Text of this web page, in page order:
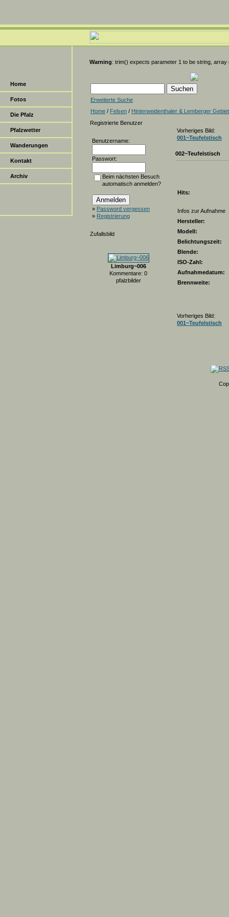
Home
Fotos
Die Pfalz
Pfalzwetter
Wanderungen
Kontakt
Archiv
Warning: trim() expects parameter 1 to be string,
Erweiterte Suche
Home / Felsen / Hinterweidenthaler & Lemberger Gebiet
Registrierte Benutzer
Benutzername:
Passwort:
Beim nächsten Besuch
automatisch anmelden?
» Password vergessen
» Registrierung
Zufallsbild
Limburg~006
Kommentare: 0
pfalzbilder
Vorheriges Bild:
001~Teufelstisch
002~Teufelstisch
Hits:
Infos zur Aufnahme
Hersteller:
Modell:
Belichtungszeit:
Blende:
ISO-Zahl:
Aufnahmedatum:
Brennweite:
Vorheriges Bild:
001~Teufelstisch